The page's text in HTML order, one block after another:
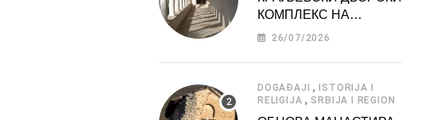
КОМПЛЕКС НА
ДЕДИЊУ –
АТРАКЦИЈА
26/07/2026
DOGAĐAJI , ISTORIJA I
RELIGIJA , SRBIJA I REGION